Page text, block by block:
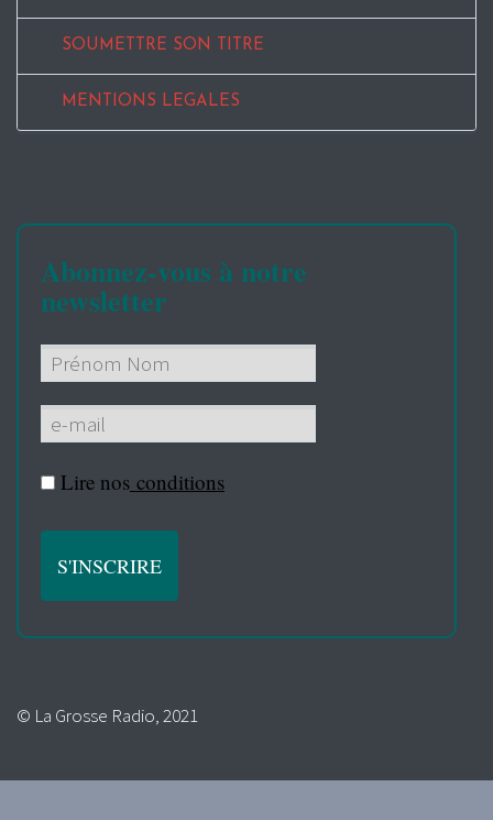
SOUMETTRE SON TITRE
MENTIONS LEGALES
Abonnez-vous à notre
newsletter
Lire nos conditions
© La Grosse Radio, 2021